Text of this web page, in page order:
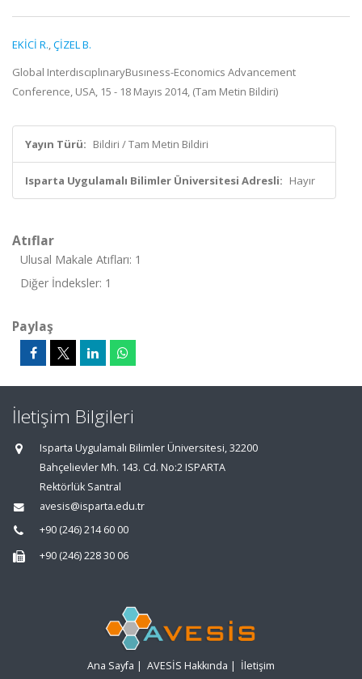
EKİCİ R.,ÇİZEL B.
Global InterdıscıplınaryBusıness-Economics Advancement
Conference, USA, 15 - 18 Mayıs 2014, (Tam Metin Bildiri)
Yayın Türü: Bildiri / Tam Metin Bildiri
Isparta Uygulamalı Bilimler Üniversitesi Adresli: Hayır
Atıflar
Ulusal Makale Atıfları: 1
Diğer İndeksler: 1
Paylaş
İletişim Bilgileri
Isparta Uygulamalı Bilimler Üniversitesi, 32200
Bahçelievler Mh. 143. Cd. No:2 ISPARTA
Rektörlük Santral
avesis@isparta.edu.tr
+90 (246) 214 60 00
+90 (246) 228 30 06
Ana Sayfa | AVESİS Hakkında | İletişim